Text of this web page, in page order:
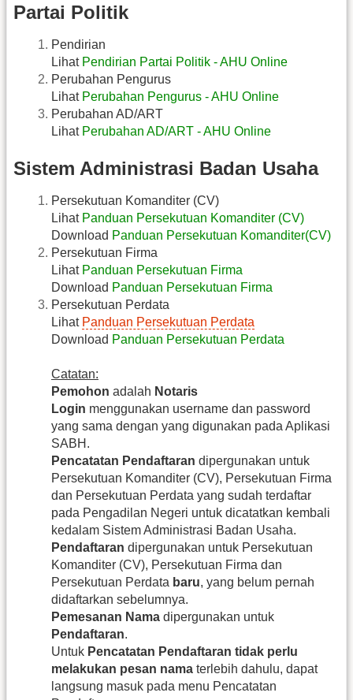
Partai Politik
Pendirian
LihatPendirian Partai Politik - AHU Online
Perubahan Pengurus
LihatPerubahan Pengurus - AHU Online
Perubahan AD/ART
LihatPerubahan AD/ART - AHU Online
Sistem Administrasi Badan Usaha
Persekutuan Komanditer (CV)
Lihat Panduan Persekutuan Komanditer (CV)
Download Panduan Persekutuan Komanditer(CV)
Persekutuan Firma
Lihat Panduan Persekutuan Firma
Download Panduan Persekutuan Firma
Persekutuan Perdata
Lihat Panduan Persekutuan Perdata
Download Panduan Persekutuan Perdata
Catatan:
Pemohon adalah Notaris
Login menggunakan username dan password
yang sama dengan yang digunakan pada Aplikasi
SABH.
Pencatatan Pendaftaran dipergunakan untuk
Persekutuan Komanditer (CV), Persekutuan Firma
dan Persekutuan Perdata yang sudah terdaftar
pada Pengadilan Negeri untuk dicatatkan kembali
kedalam Sistem Administrasi Badan Usaha.
Pendaftaran dipergunakan untuk Persekutuan
Komanditer (CV), Persekutuan Firma dan
Persekutuan Perdata baru, yang belum pernah
didaftarkan sebelumnya.
Pemesanan Nama dipergunakan untuk
Pendaftaran.
Untuk Pencatatan Pendaftaran tidak perlu
melakukan pesan nama terlebih dahulu, dapat
langsung masuk pada menu Pencatatan